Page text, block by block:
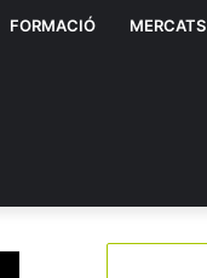
FORMACIÓ MERCATS